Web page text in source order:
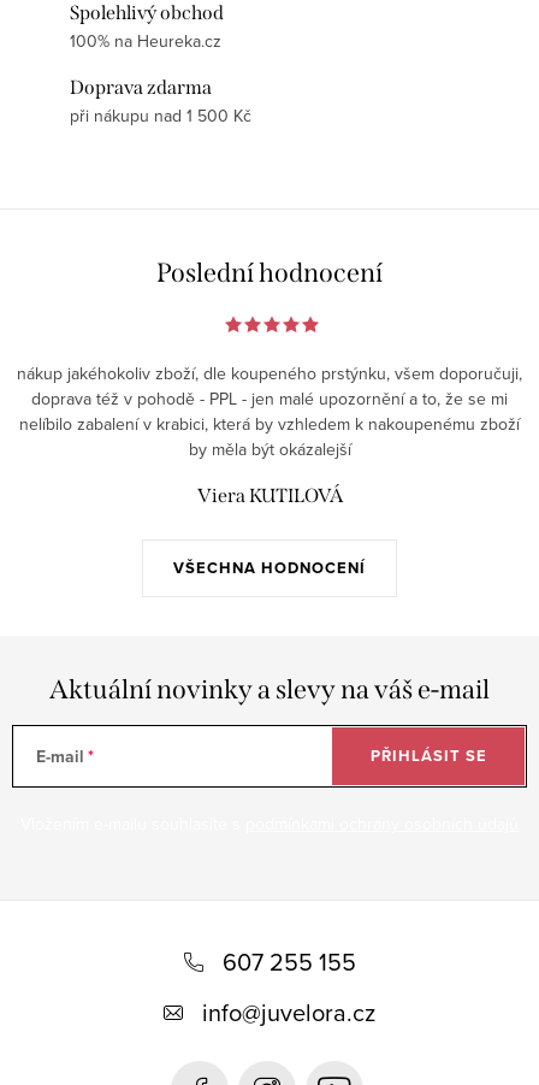
Spolehlivý obchod
100% na Heureka.cz
Doprava zdarma
při nákupu nad 1 500 Kč
Poslední hodnocení
VŠECHNA HODNOCENÍ
nákup jakéhokoliv zboží, dle koupeného prstýnku, všem doporučuji,
doprava též v pohodě - PPL - jen malé upozornění a to, že se mi
nelíbilo zabalení v krabici, která by vzhledem k nakoupenému zboží
by měla být okázalejší
Viera KUTILOVÁ
Aktuální novinky a slevy na váš e-mail
E-mail PŘIHLÁSIT SE
607 255 155
info@juvelora.cz